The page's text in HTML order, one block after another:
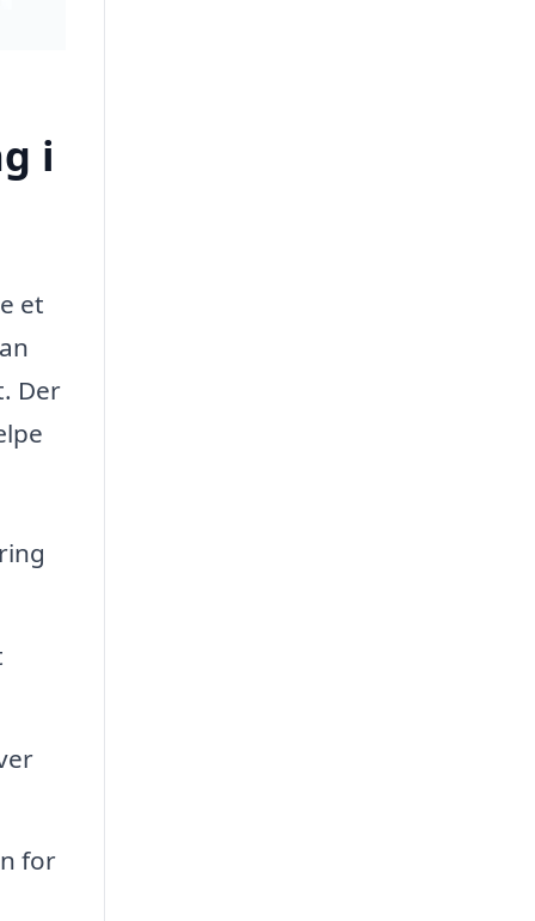
i
et
Der
for